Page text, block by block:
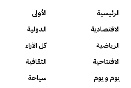
الرئيسية الأولى
الاقتصادية
الدولية
الرياضية
كل الآراء
الافتتاحية
الثقافية
يوم و يوم
سياحة